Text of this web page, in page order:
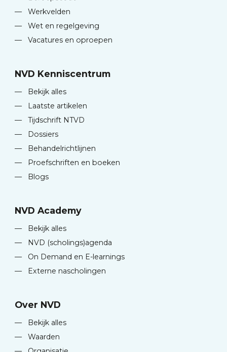
—
Werkvelden
—
Wet en regelgeving
—
Vacatures en oproepen
NVD Kenniscentrum
—
Bekijk alles
—
Laatste artikelen
—
Tijdschrift NTVD
—
Dossiers
—
Behandelrichtlijnen
—
Proefschriften en boeken
—
Blogs
NVD Academy
—
Bekijk alles
—
NVD (scholings)agenda
—
On Demand en E-learnings
—
Externe nascholingen
Over NVD
—
Bekijk alles
—
Waarden